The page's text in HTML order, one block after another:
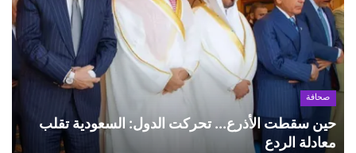
صحافة
حين سقطت الأذرع... تحركت الدول: السعودية تقلب
معادلة الردع